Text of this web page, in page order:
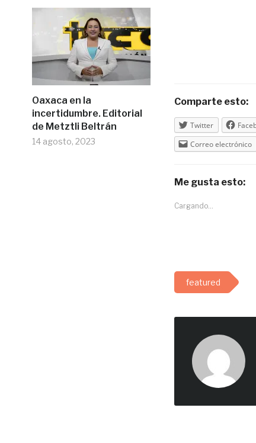
Oaxaca en la
incertidumbre. Editorial
de Metztli Beltrán
14 agosto, 2023
Comparte esto:
Twitter
Correo electrónico
Me gusta esto:
Cargando...
featured